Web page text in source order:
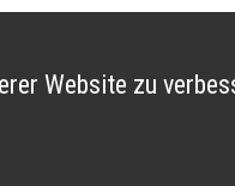
Website zu